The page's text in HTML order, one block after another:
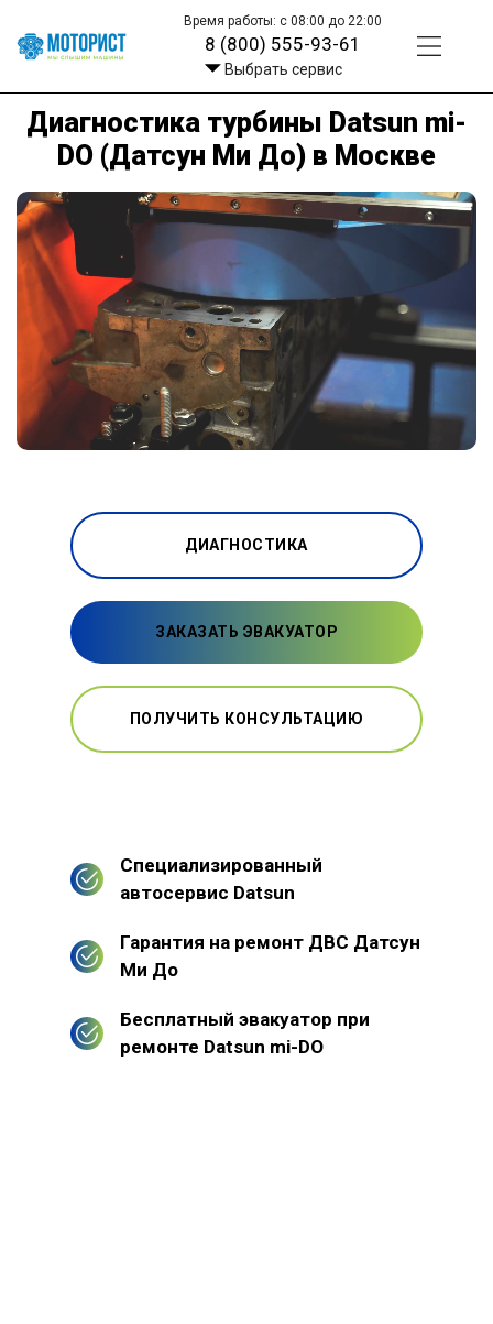
Время работы: с 08:00 до 22:00
8 (800) 555-93-61
Выбрать сервис
Диагностика турбины Datsun mi-
DO (Датсун Ми До) в Москве
ДИАГНОСТИКА
ЗАКАЗАТЬ ЭВАКУАТОР
ПОЛУЧИТЬ КОНСУЛЬТАЦИЮ
Специализированный
автосервис Datsun
Гарантия на ремонт ДВС Датсун
Ми До
Бесплатный эвакуатор при
ремонте Datsun mi-DO